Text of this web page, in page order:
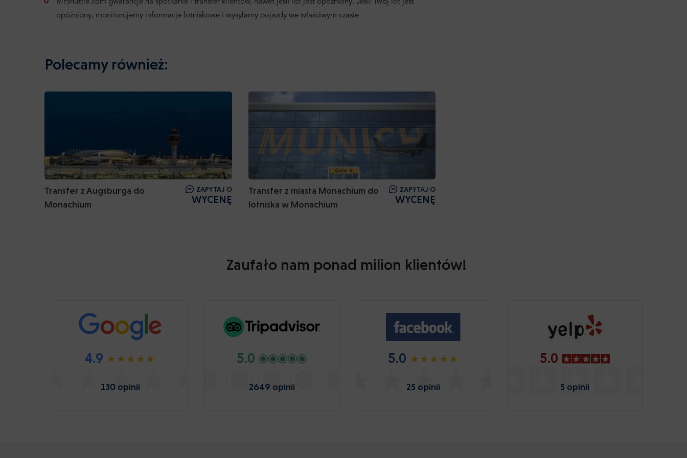
MrShuttle.com gwarancje na spotkanie i transfer klientów, nawet jeśli lot jest opóźniony. Jeśli Twój lot jest
opóźniony, monitorujemy informacje lotniskowe i wysyłamy pojazdy we właściwym czasie
Polecamy również:
Transfer z Augsburga do
Monachium
ZAPYTAJ O
WYCENĘ
Transfer z miasta Monachium do
lotniska w Monachium
ZAPYTAJ O
WYCENĘ
Zaufało nam ponad milion klientów!
4.9
130 opinii
5.0
2649 opinii
5.0
25 opinii
5.0
5 opinii